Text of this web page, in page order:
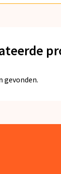
gevonden.